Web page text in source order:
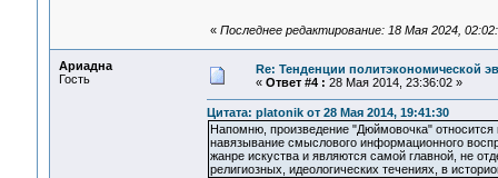
« Последнее редактирование: 18 Мая 2024,
Ариадна
Гость
Re: Тенденции политэкономической
« Ответ #4 : 28 Мая 2014, 23:36:02 »
Цитата: platonik от 28 Мая 2014, 19:41:30
Напомню, произведение "Дюймовочка" относится
навязывание смыслового информационного
жанре искуства и являются самой главной, не
религиозных, идеологических течениях, в